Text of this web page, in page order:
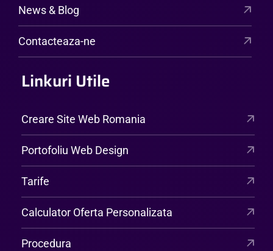
News & Blog
Contacteaza-ne
Linkuri Utile
Creare Site Web Romania
Portofoliu Web Design
Tarife
Calculator Oferta Personalizata
Procedura